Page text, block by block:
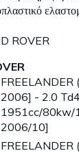
ROVER
2006] - 2.0
1951cc/
2006/10]